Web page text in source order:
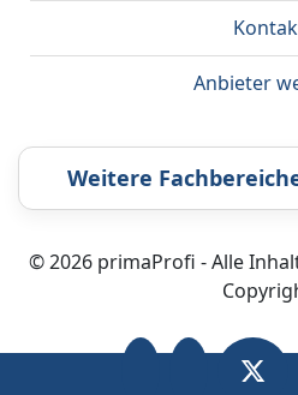
Anbieter
Weitere
Airbrush
© 2026 primaProfi - Alle